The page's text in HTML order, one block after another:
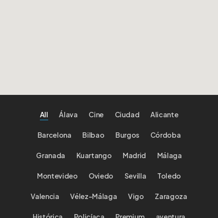
All Álava Cine Ciudad Alicante
Barcelona Bilbao Burgos Córdoba
Granada Kuartango Madrid Málaga
Montevideo Oviedo Sevilla Toledo
Valencia Vélez-Málaga Vigo Zaragoza